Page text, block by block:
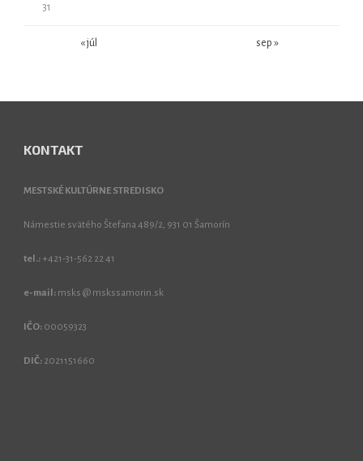
31
« júl sep »
KONTAKT
MESTSKÉ KULTÚRNE STREDISKO
Námestie svätého Štefana 489/2, 931 01 Šamorín
tel.: +421-31-562 22 41
e-mail: msks @ mskssamorin.sk
IČO: 00059323
DIČ: 2021151660